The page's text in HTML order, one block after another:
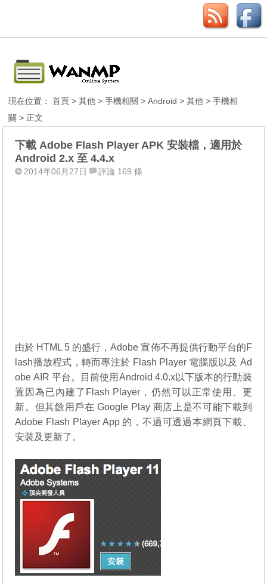
現在位置：首頁 >其他 >手機相關 >Android >其他 >手機相
關 > 正文
下載 Adobe Flash Player APK 安裝檔，適用於
Android 2.x 至 4.4.x
2014年06月27日 評論 169 條
由於 HTML 5 的盛行，Adobe 宣佈不再提供行動平台的F
lash播放程式，轉而專注於 Flash Player 電腦版以及 Ad
obe AIR 平台。目前使用Android 4.0.x以下版本的行動裝
置因為已內建了Flash Player，仍然可以正常使用、更
新。但其餘用戶在 Google Play 商店上是不可能下載到
Adobe Flash Player App 的，不過可透過本網頁下載、
安裝及更新了。